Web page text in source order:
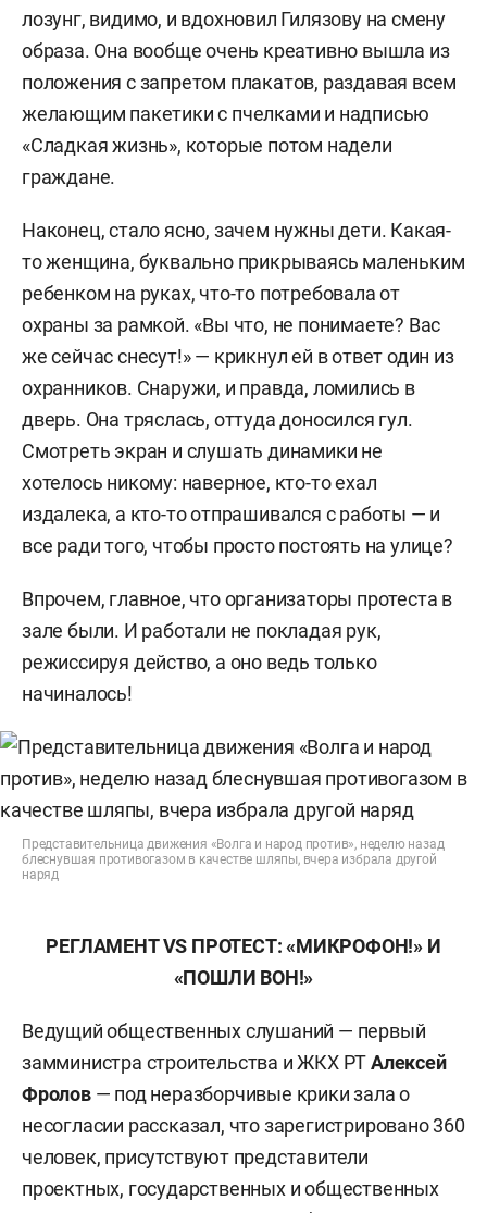
лозунг, видимо, и вдохновил Гилязову на смену
образа. Она вообще очень креативно вышла из
положения с запретом плакатов, раздавая всем
желающим пакетики с пчелками и надписью
«Сладкая жизнь», которые потом надели
граждане.
Наконец, стало ясно, зачем нужны дети. Какая-
то женщина, буквально прикрываясь маленьким
ребенком на руках, что-то потребовала от
охраны за рамкой. «Вы что, не понимаете? Вас
же сейчас снесут!» — крикнул ей в ответ один из
охранников. Снаружи, и правда, ломились в
дверь. Она тряслась, оттуда доносился гул.
Смотреть экран и слушать динамики не
хотелось никому: наверное, кто-то ехал
издалека, а кто-то отпрашивался с работы — и
все ради того, чтобы просто постоять на улице?
Впрочем, главное, что организаторы протеста в
зале были. И работали не покладая рук,
режиссируя действо, а оно ведь только
начиналось!
Представительница движения «Волга и народ против», неделю назад
блеснувшая противогазом в качестве шляпы, вчера избрала другой
наряд
РЕГЛАМЕНТVS ПРОТЕСТ: «МИКРОФОН!» И
«ПОШЛИ ВОН!»
Ведущий общественных слушаний — первый
замминистра строительства и ЖКХ РТАлексей
Фролов— под неразборчивые крики зала о
несогласии рассказал, что зарегистрировано 360
человек, присутствуют представители
проектных, государственных и общественных